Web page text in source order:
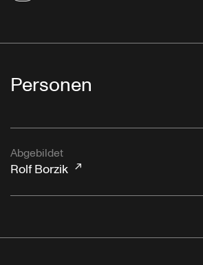
Personen
Abgebildet
Rolf Borzik